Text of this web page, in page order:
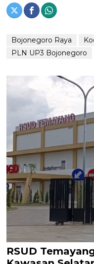
Bojonegoro Raya
PLN UP3 Bojonegoro
RSUD